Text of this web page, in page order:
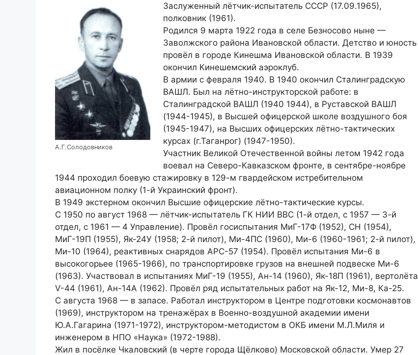
А.Г.Солодовников
Заслуженный лётчик-испытатель СССР (17.09.1965),
полковник (1961).
Родился 9 марта 1922 года в селе Безносово ныне —
Заволжского района Ивановской области. Детство и юность
провёл в городе Кинешма Ивановской области. В 1939
окончил Кинешемский аэроклуб.
В армии с февраля 1940. В 1940 окончил Сталинградскую
ВАШЛ. Был на лётно-инструкторской работе: в
Сталинградской ВАШЛ (1940 1944), в Руставской ВАШЛ
(1944-1945), в Высшей офицерской школе воздушного боя
(1945-1947), на Высших офицерских лётно-тактических
курсах (г.Таганрог) (1947-1950).
Участник Великой Отечественной войны летом 1942 года
воевал на Северо-Кавказском фронте, в сентябре-ноябре
1944 проходил боевую стажировку в 129-м гвардейском истребительном
авиационном полку (1-й Украинский фронт).
В 1949 экстерном окончил Высшие офицерские лётно-тактические курсы.
С 1950 по август 1968 — лётчик-испытатель ГК НИИ ВВС (1-й отдел, с 1957 — 3-й
отдел, с 1961 — 4 Управление). Провёл госиспытания МиГ-17Ф (1952), СН (1954),
МиГ-19П (1955), Як-24У (1958; 2-й пилот), Ми-4ПС (1960), Ми-6 (1960-1961; 2-й пилот),
Ми-10 (1964), реактивных снарядов АРС-57 (1954). Провёл испытания Ми-6 в
высокогорьее (1965-1966), по транспортировке грузов на внешней подвеске Ми-6
(1963). Участвовал в испытаниях МиГ-19 (1955), Ан-14 (1960), Як-18П (1961), вертолёта
V-44 (1961), Ан-14А (1962). Провёл ряд испытательных работ на Як-12, Ми-8, Ка-25.
С августа 1968 — в запасе. Работал инструктором в Центре подготовки космонавтов
(1969), инструктором на тренажёрах в Военно-воздушной академии имени
Ю.А.Гагарина (1971-1972), инструктором-методистом в ОКБ имени М.Л.Миля и
инженером в НПО «Наука» (1972-1988).
Жил в посёлке Чкаловский (в черте города Щёлково) Московской области. Умер 27